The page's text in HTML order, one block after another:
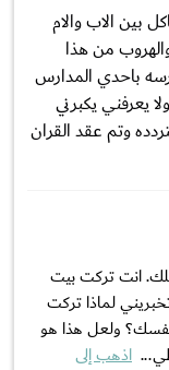
بين الاب والام
من هذا
باحدي المدارس
يعرفني يكبرني
وتم عقد القران
انت تركت بيت
لماذا تركت
ولعل هذا هو
اذهب إلى